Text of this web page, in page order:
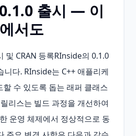
출시 — 이
서도
및 CRAN 등록RInside의 0.1.0
니다. RInside는 C++ 애플리케
할 수 있도록 돕는 래퍼 클래스
리스는 빌드 과정을 개선하여
운영 체제에서 정상적으로 동